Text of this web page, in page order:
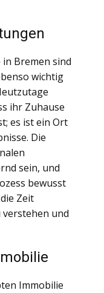
Bremen sind
wichtig
ihr Zuhause
es ist ein Ort
Die
sein, und
bewusst
Zeit
verstehen und
Immobilie